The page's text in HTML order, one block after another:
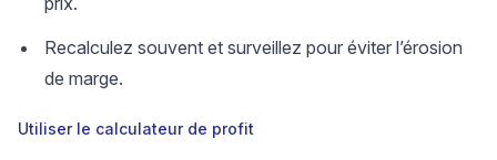
Recalculez souvent et surveillez pour éviter l’érosion
de marge.
Utiliser le calculateur de profit